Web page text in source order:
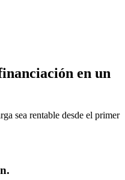
en un
sea rentable desde el primer